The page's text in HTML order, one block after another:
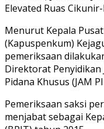
Elevated Ruas
Menurut Kepala
(Kapuspenkum)
pemeriksaan
Direktorat Penyidikan
Pidana Khusus (JAM
Pemeriksaan saksi
menjabat sebagai